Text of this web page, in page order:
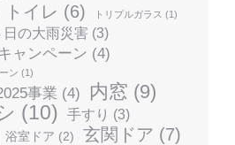
トイレ (6) トリプルガラス (1)
の大雨災害 (3)
ャンペーン (4)
ン (1)
事業 (4) 内窓 (9)
(10) 手すり (3)
浴室ドア (2) 玄関ドア (7)